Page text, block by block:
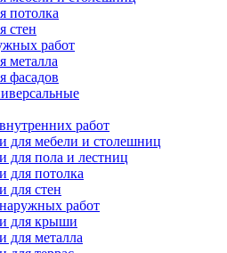
потолка
стен
работ
металла
фасадов
работ
для мебели и столешниц
для пола и лестниц
для потолка
для стен
работ
для крыши
для металла